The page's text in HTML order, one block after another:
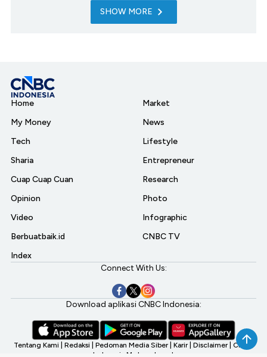
SHOW MORE
Home
My Money
Tech
Sharia
Cuap Cuap Cuan
Opinion
Video
Berbuatbaik.id
Index
Market
News
Lifestyle
Entrepreneur
Research
Photo
Infographic
CNBC TV
Connect With Us:
Download aplikasi CNBC Indonesia:
Tentang Kami Redaksi Pedoman Media Siber Karir Disclaimer CNBC
Indonesia My Investment